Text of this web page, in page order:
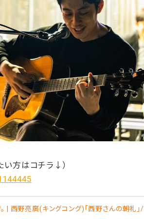
方はコチラ↓）
| 西野亮廣(キングコング)「西野さんの朝礼」/